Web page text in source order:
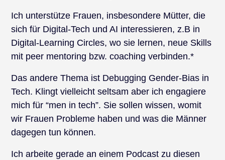
Ich unterstütze Frauen, insbesondere Mütter, die
sich für Digital-Tech und AI interessieren, z.B in
Digital-Learning Circles, wo sie lernen, neue Skills
mit peer mentoring bzw. coaching verbinden.*
Das andere Thema ist Debugging Gender-Bias in
Tech. Klingt vielleicht seltsam aber ich engagiere
mich für “men in tech”. Sie sollen wissen, womit
wir Frauen Probleme haben und was die Männer
dagegen tun können.
Ich arbeite gerade an einem Podcast zu diesen